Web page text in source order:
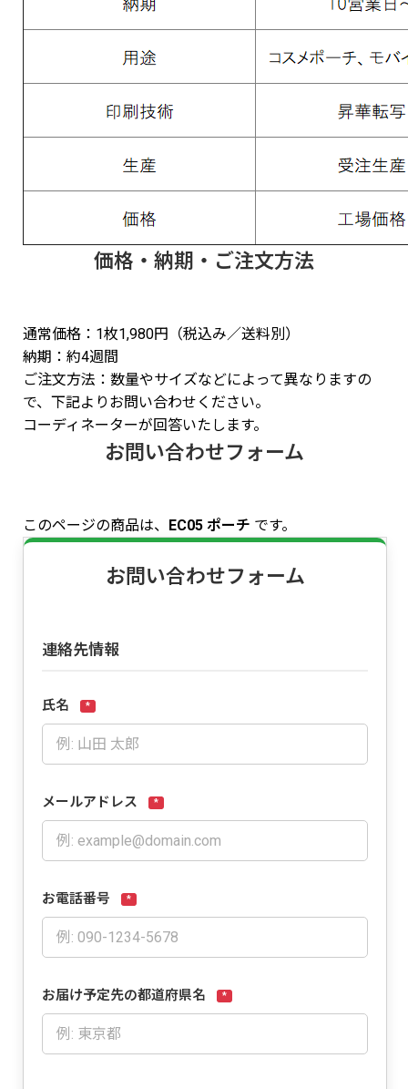
価格・納期・ご注文方法
通常価格：1枚1,980円（税込み／送料別）
納期：約4週間
ご注文方法：数量やサイズなどによって異なりますの
で、下記よりお問い合わせください。
コーディネーターが回答いたします。
お問い合わせフォーム
このページの商品は、 EC05 ポーチ です。
お問い合わせフォーム
連絡先情報
氏名 *
メールアドレス *
お電話番号 *
お届け予定先の都道府県名 *